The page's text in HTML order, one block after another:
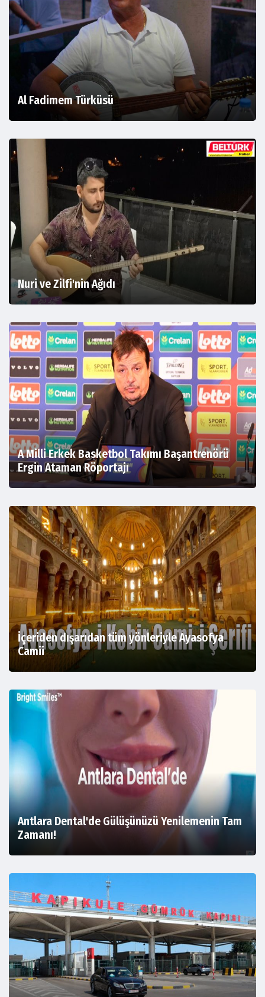
Al Fadimem Türküsü
Nuri ve Zilfi'nin Ağıdı
A Milli Erkek Basketbol Takımı Başantrenörü
Ergin Ataman Röportajı
İçeriden dışarıdan tüm yönleriyle Ayasofya
Camii
Antlara Dental'de Gülüşünüzü Yenilemenin Tam
Zamanı!